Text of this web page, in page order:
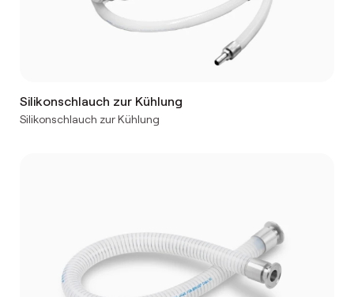
Silikonschlauch zur Kühlung
Silikonschlauch zur Kühlung